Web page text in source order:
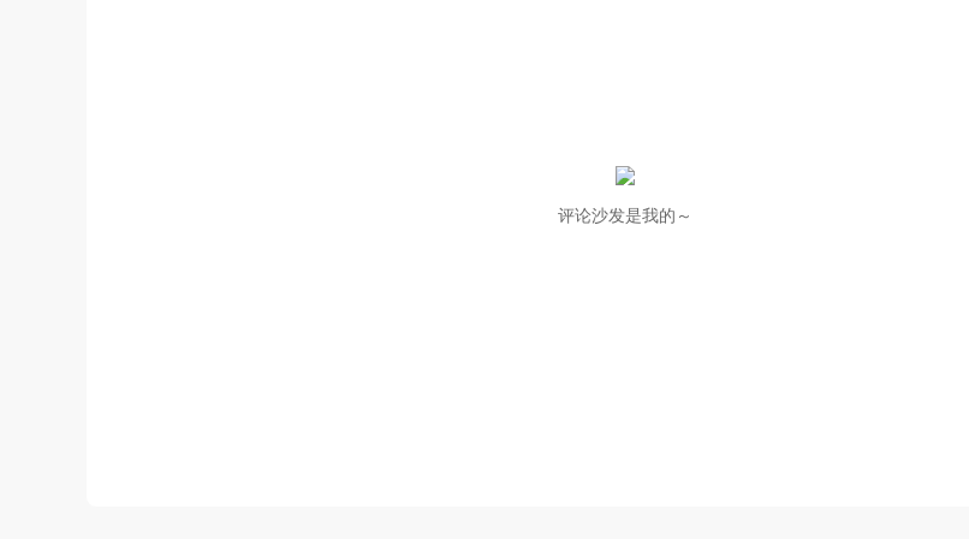
评论沙发是我的～